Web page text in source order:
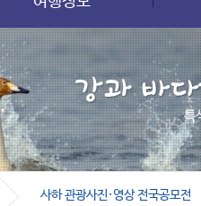
사하 관광사진·영상 전국공모전